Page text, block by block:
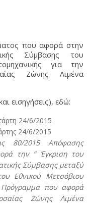
που αφορά στην
Σύμβασης του
για την
Ζώνης Λιμένα
εισηγήσεις), εδώ:
24/6/2015
24/6/2015
80/2015 Απόφασης
την ” Έγκριση του
Σύμβασης μεταξύ
Εθνικού Μετσόβιου
Πρόγραμμα που αφορά
Ζώνης Λιμένα